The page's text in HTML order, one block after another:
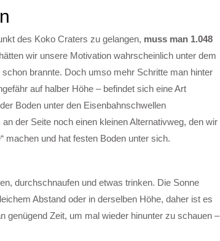
des Koko Craters zu gelangen, muss man 1.048
wir unsere Motivation wahrscheinlich unter dem
brannte. Doch umso mehr Schritte man hinter
auf halber Höhe – befindet sich eine Art
Boden unter den Eisenbahnschwellen
der Seite noch einen kleinen Alternativweg, den wir
machen und hat festen Boden unter sich.
durchschnaufen und etwas trinken. Die Sonne
Abstand oder in derselben Höhe, daher ist es
genügend Zeit, um mal wieder hinunter zu schauen –